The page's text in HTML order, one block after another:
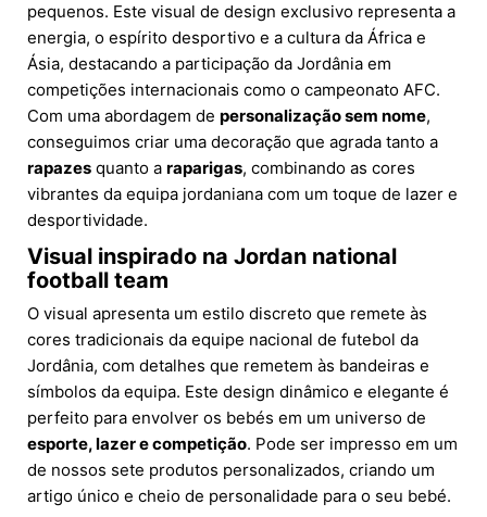
pequenos. Este visual de design exclusivo representa a
energia, o espírito desportivo e a cultura da África e
Ásia, destacando a participação da Jordânia em
competições internacionais como o campeonato AFC.
Com uma abordagem de personalização sem nome,
conseguimos criar uma decoração que agrada tanto a
rapazes quanto a raparigas, combinando as cores
vibrantes da equipa jordaniana com um toque de lazer e
desportividade.
Visual inspirado na Jordan national
football team
O visual apresenta um estilo discreto que remete às
cores tradicionais da equipe nacional de futebol da
Jordânia, com detalhes que remetem às bandeiras e
símbolos da equipa. Este design dinâmico e elegante é
perfeito para envolver os bebés em um universo de
esporte, lazer e competição. Pode ser impresso em um
de nossos sete produtos personalizados, criando um
artigo único e cheio de personalidade para o seu bebé.